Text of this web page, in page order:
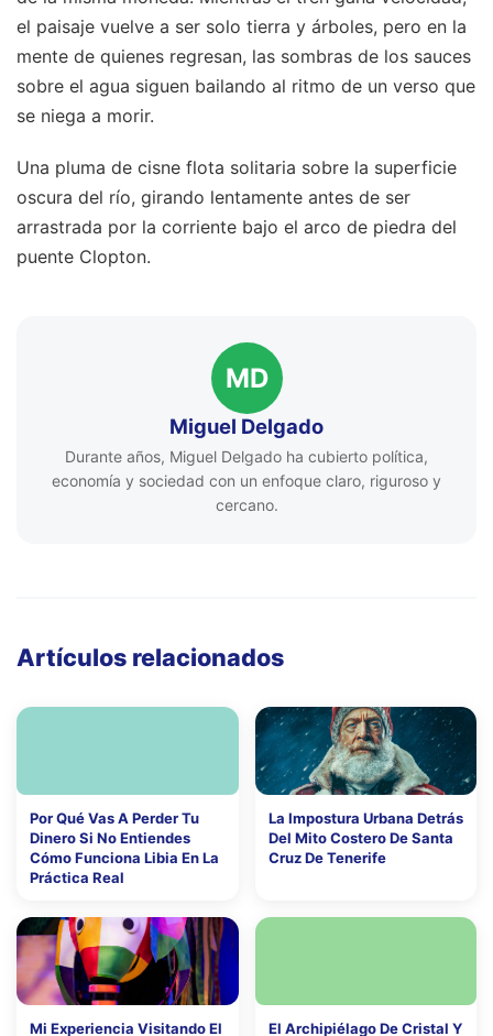
el paisaje vuelve a ser solo tierra y árboles, pero en la
mente de quienes regresan, las sombras de los sauces
sobre el agua siguen bailando al ritmo de un verso que
se niega a morir.
Una pluma de cisne flota solitaria sobre la superficie
oscura del río, girando lentamente antes de ser
arrastrada por la corriente bajo el arco de piedra del
puente Clopton.
MD
Miguel Delgado
Durante años, Miguel Delgado ha cubierto política,
economía y sociedad con un enfoque claro, riguroso y
cercano.
Artículos relacionados
Por Qué Vas A Perder Tu
Dinero Si No Entiendes
Cómo Funciona Libia En La
Práctica Real
La Impostura Urbana Detrás
Del Mito Costero De Santa
Cruz De Tenerife
Mi Experiencia Visitando El El Archipiélago De Cristal Y